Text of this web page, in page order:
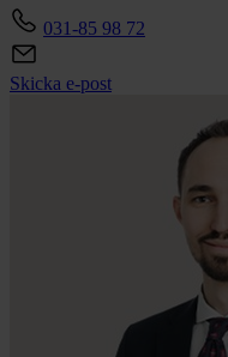
031-85 98 72
Skicka e-post